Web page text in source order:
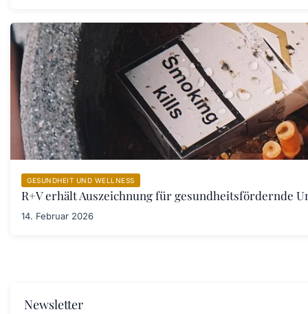
GESUNDHEIT UND WELLNESS
R+V erhält Auszeichnung für gesundheitsfördernde
14. Februar 2026
Newsletter